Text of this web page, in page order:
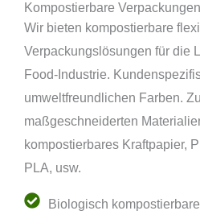
Kompostierbare Verpackungen
Wir bieten kompostierbare
Verpackungslösungen für die
Food-Industrie.
umweltfreundlichen Farben.
maßgeschneiderten
kompostierbares Kraftpapier,
PLA, usw.
Biologisch